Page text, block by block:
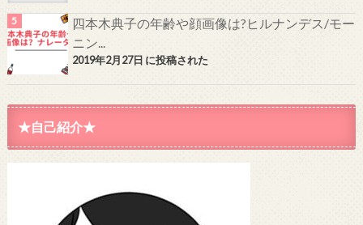
四本木典子の年齢や顔画像は?ヒルナンデス/モー
ニン...
2019年2月27日 に投稿された
★自己紹介★